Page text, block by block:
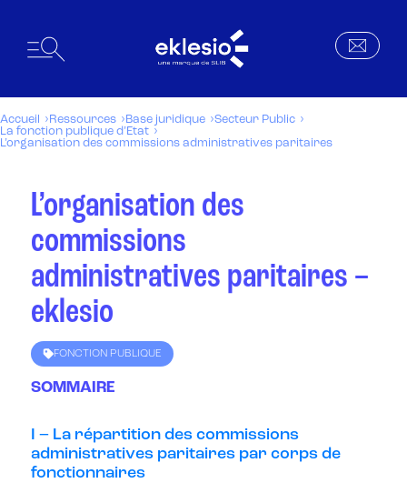
Accueil Ressources Base juridique
Secteur Public
La fonction publique d’Etat
L’organisation des commissions administratives paritaires
L’organisation des
commissions
administratives paritaires –
eklesio
FONCTION PUBLIQUE
SOMMAIRE
I – La répartition des commissions
administratives paritaires par corps de
fonctionnaires